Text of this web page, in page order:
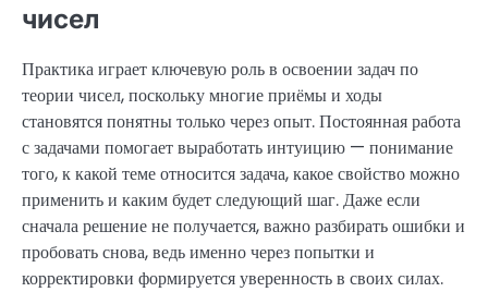
чисел
Практика играет ключевую роль в освоении задач по
теории чисел, поскольку многие приёмы и ходы
становятся понятны только через опыт. Постоянная работа
с задачами помогает выработать интуицию — понимание
того, к какой теме относится задача, какое свойство можно
применить и каким будет следующий шаг. Даже если
сначала решение не получается, важно разбирать ошибки и
пробовать снова, ведь именно через попытки и
корректировки формируется уверенность в своих силах.